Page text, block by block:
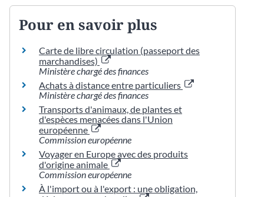
Pour en savoir plus
Carte de libre circulation (passeport des
marchandises)
Ministère chargé des finances
Achats à distance entre particuliers
Ministère chargé des finances
Transports d'animaux, de plantes et
d'espèces menacées dans l'Union
européenne
Commission européenne
Voyager en Europe avec des produits
d'origine animale
Commission européenne
À l'import ou à l'export : une obligation,